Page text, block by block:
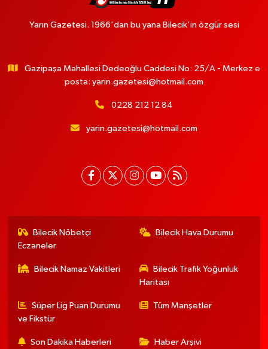
Yarın Gazetesi. 1966'dan bu yana Bilecik'in özgür sesi
Gazipaşa Mahallesi Dedeoğlu Caddesi No: 25/A - Merkez e
posta: yarin.gazetesi@hotmail.com
0228 212 12 84
yarin.gazetesi@hotmail.com
Bilecik Nöbetçi
Eczaneler
Bilecik Hava Durumu
Bilecik Namaz Vakitleri
Bilecik Trafik Yoğunluk
Haritası
Süper Lig Puan Durumu
ve Fikstür
Tüm Manşetler
Son Dakika Haberleri Haber Arşivi